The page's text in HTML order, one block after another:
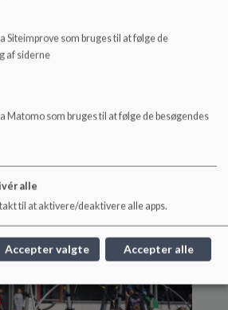
Siteimprove som bruges til at følge de
af siderne
Matomo som bruges til at følge de besøgendes
alle
til at aktivere/deaktivere alle apps.
Accepter valgte Accepter alle